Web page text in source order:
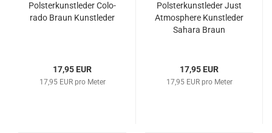
Pols­ter­kunst­le­der Co­lo­
ra­do Braun Kunst­le­der
17,95 EUR
17,95 EUR pro Meter
Pols­ter­kunst­le­der Just
At­mo­s­phe­re Kunst­le­der
Sa­ha­ra Braun
17,95 EUR
17,95 EUR pro Meter